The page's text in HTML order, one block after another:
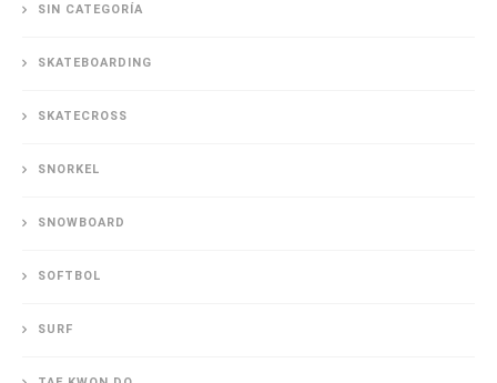
SIN CATEGORÍA
SKATEBOARDING
SKATECROSS
SNORKEL
SNOWBOARD
SOFTBOL
SURF